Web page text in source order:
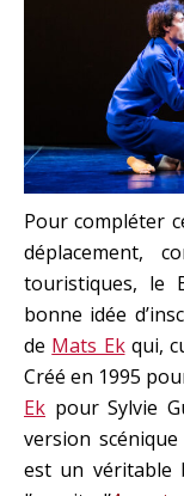
Pour compléter
déplacement,
touristiques, le
bonne idée
de Mats Ekqui,
Créé en 1995
Ek pour Sylvie
version
est un véritable